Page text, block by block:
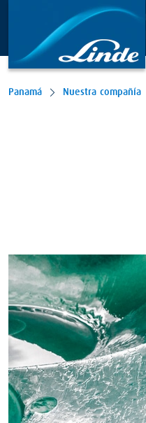
Panamá Nuestra compañía